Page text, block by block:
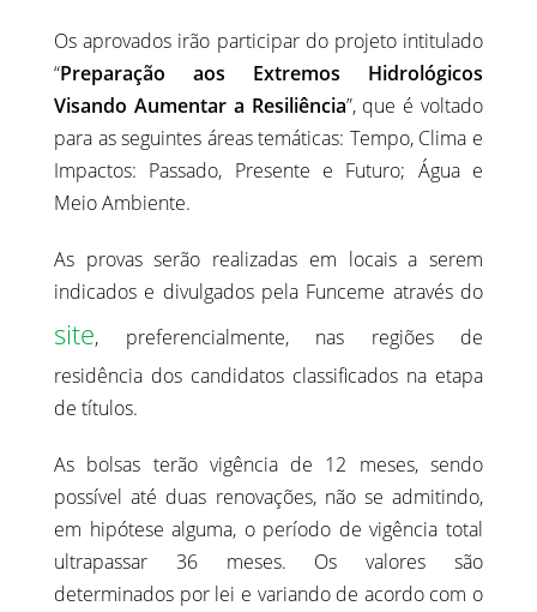
Os aprovados irão participar do projeto intitulado
“Preparação aos Extremos Hidrológicos
Visando Aumentar a Resiliência”, que é voltado
para as seguintes áreas temáticas: Tempo, Clima e
Impactos: Passado, Presente e Futuro; Água e
Meio Ambiente.
As provas serão realizadas em locais a serem
indicados e divulgados pela Funceme através do
site, preferencialmente, nas regiões de
residência dos candidatos classificados na etapa
de títulos.
As bolsas terão vigência de 12 meses, sendo
possível até duas renovações, não se admitindo,
em hipótese alguma, o período de vigência total
ultrapassar 36 meses. Os valores são
determinados por lei e variando de acordo com o